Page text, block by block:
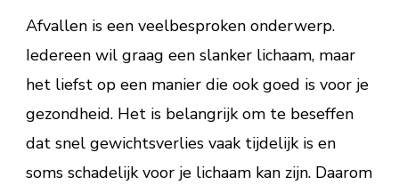
je
blijvend
Afvallen is een veelbesproken onderwerp.
Iedereen wil graag een slanker lichaam, maar
het liefst op een manier die ook goed is voor je
gezondheid. Het is belangrijk om te beseffen
dat snel gewichtsverlies vaak tijdelijk is en
soms schadelijk voor je lichaam kan zijn. Daarom